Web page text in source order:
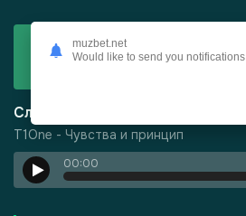
Скачать
Слушать
T1One - Чувства и принцип
00:00
Город Грехов
muzbet.net
Would like to send you notifications